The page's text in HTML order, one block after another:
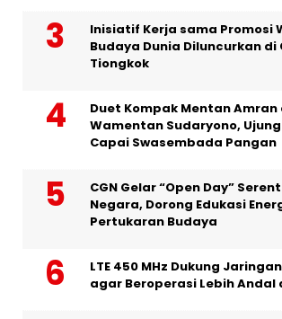
Inisiatif Kerja sama Promosi
Budaya Dunia Diluncurkan di
Tiongkok
Duet Kompak Mentan Amran
Wamentan Sudaryono,
Capai Swasembada Pangan
CGN Gelar “Open Day”
Negara, Dorong Edukasi
Pertukaran Budaya
LTE 450 MHz Dukung
agar Beroperasi Lebih Andal